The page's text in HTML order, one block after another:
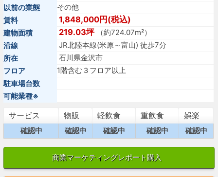
以前の業態
その他
賃料
1,848,000円(税込)
建物面積 219.03坪（約724.07m²）
沿線
JR北陸本線(米原～富山) 徒歩7分
所在
石川県金沢市
フロア
1階含む３フロア以上
駐車場台数
可能業種※
サービス 物販 軽飲食 重飲食 娯楽
確認中 確認中 確認中 確認中 確認中
商業マーケティングレポート購入